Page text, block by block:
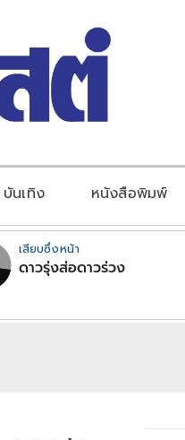
บันเทิง หนังสือพิมพ์
เสียบซึ่งหน้า
ดาวรุ่งส่อดาวร่วง